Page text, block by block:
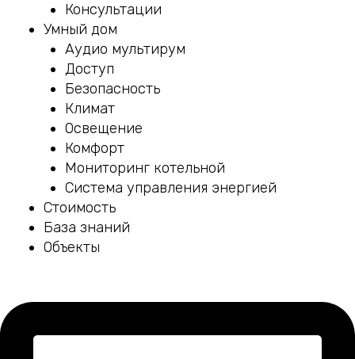
Консультации
Умный дом
Аудио мультирум
Доступ
Безопасность
Климат
Освещение
Комфорт
Мониторинг котельной
Система управления энергией
Стоимость
База знаний
Объекты